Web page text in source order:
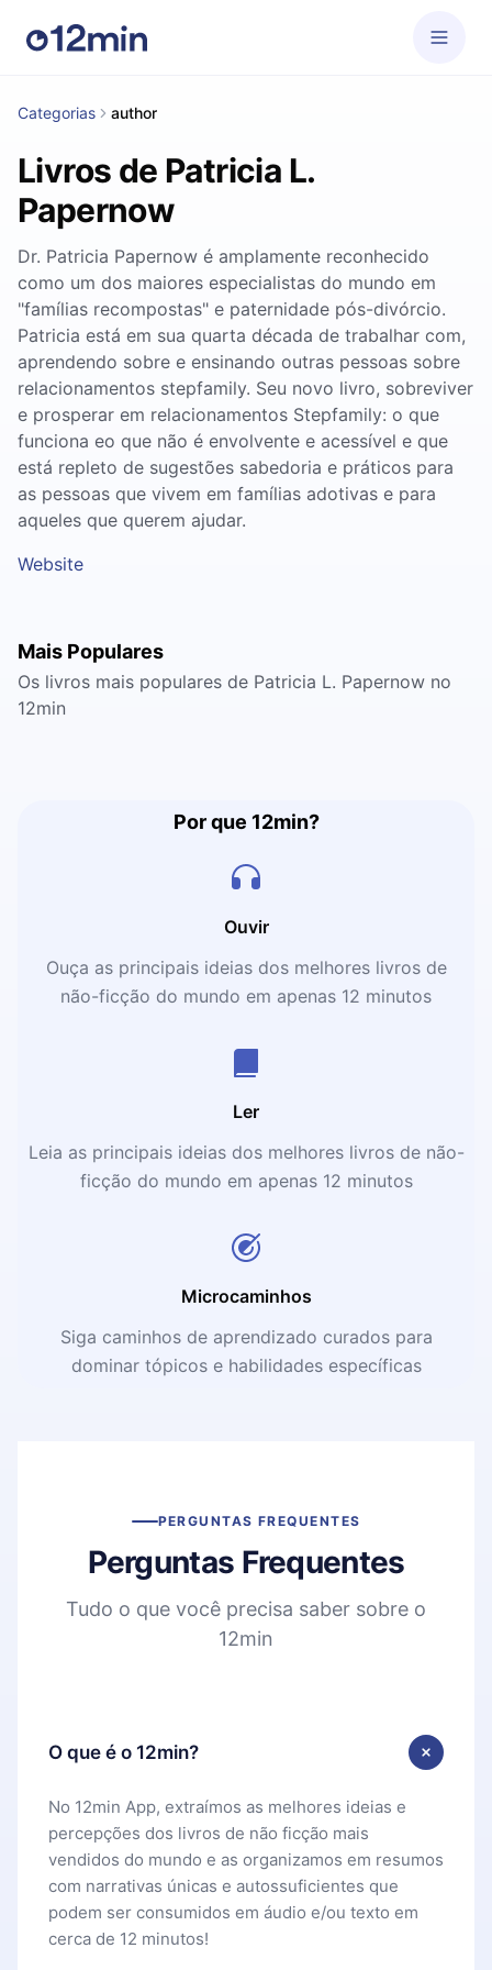
Categorias author
Livros de Patricia L.
Papernow
Dr. Patricia Papernow é amplamente reconhecido
como um dos maiores especialistas do mundo em
"famílias recompostas" e paternidade pós-divórcio.
Patricia está em sua quarta década de trabalhar com,
aprendendo sobre e ensinando outras pessoas sobre
relacionamentos stepfamily. Seu novo livro, sobreviver
e prosperar em relacionamentos Stepfamily: o que
funciona eo que não é envolvente e acessível e que
está repleto de sugestões sabedoria e práticos para
as pessoas que vivem em famílias adotivas e para
aqueles que querem ajudar.
Website
Mais Populares
Os livros mais populares de Patricia L. Papernow no
12min
Por que 12min?
Ouvir
Ouça as principais ideias dos melhores livros de
não-ficção do mundo em apenas 12 minutos
Ler
Leia as principais ideias dos melhores livros de não-
ficção do mundo em apenas 12 minutos
Microcaminhos
Siga caminhos de aprendizado curados para
dominar tópicos e habilidades específicas
PERGUNTAS FREQUENTES
Perguntas Frequentes
Tudo o que você precisa saber sobre o
12min
O que é o 12min?
No 12min App, extraímos as melhores ideias e
percepções dos livros de não ficção mais
vendidos do mundo e as organizamos em resumos
com narrativas únicas e autossuficientes que
podem ser consumidos em áudio e/ou texto em
cerca de 12 minutos!